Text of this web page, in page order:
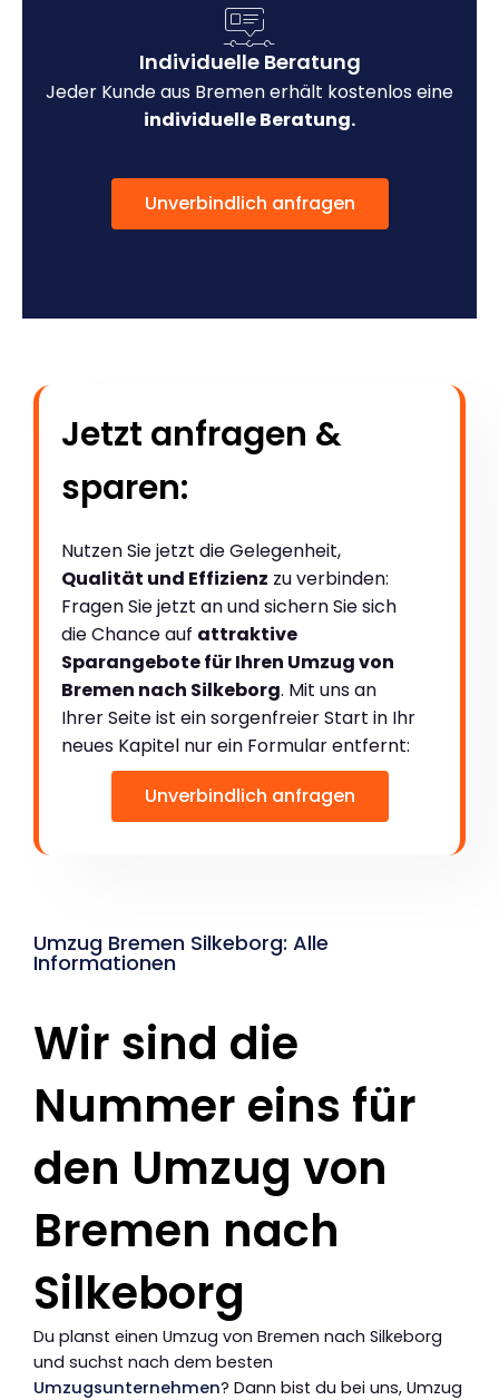
Individuelle Beratung
Jeder Kunde aus Bremen erhält kostenlos eine
individuelle Beratung.
Unverbindlich anfragen
Jetzt anfragen &
sparen:
Nutzen Sie jetzt die Gelegenheit,
Qualität und Effizienz zu verbinden:
Fragen Sie jetzt an und sichern Sie sich
die Chance auf attraktive
Sparangebote für Ihren Umzug von
Bremen nach Silkeborg. Mit uns an
Ihrer Seite ist ein sorgenfreier Start in Ihr
neues Kapitel nur ein Formular entfernt:
Unverbindlich anfragen
Umzug Bremen Silkeborg: Alle
Informationen
Wir sind die
Nummer eins für
den Umzug von
Bremen nach
Silkeborg
Du planst einen Umzug von Bremen nach Silkeborg
und suchst nach dem besten
Umzugsunternehmen? Dann bist du bei uns, Umzug